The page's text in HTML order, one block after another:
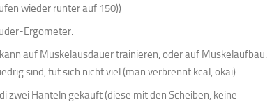
wieder runter auf 150))
Ergometer.
auf Muskelausdauer trainieren, oder auf Muskelaufbau.
sind, tut sich nicht viel (man verbrennt kcal, okai).
zwei Hanteln gekauft (diese mit den Scheiben, keine